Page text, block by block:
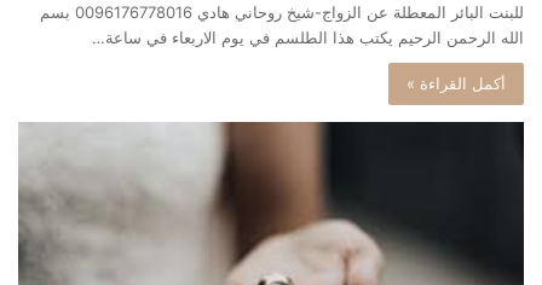
للبنت البائر المعطلة عن الزواج-شيخ روحاني هادي 0096176778016 بسم
الله الرحمن الرحيم يكتب هذا الطلسم في يوم الاربعاء في ساعة…
أكمل القراءة »